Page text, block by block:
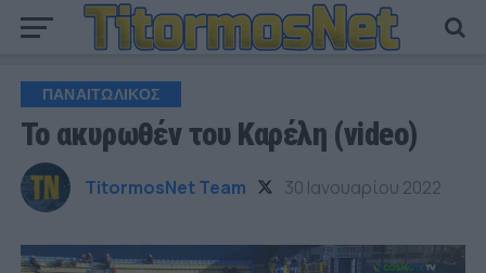
ΠΑΝΑΙΤΩΛΙΚΟΣ
Το ακυρωθέν του Καρέλη (video)
TitormosNet Team 30 Ιανουαρίου 2022